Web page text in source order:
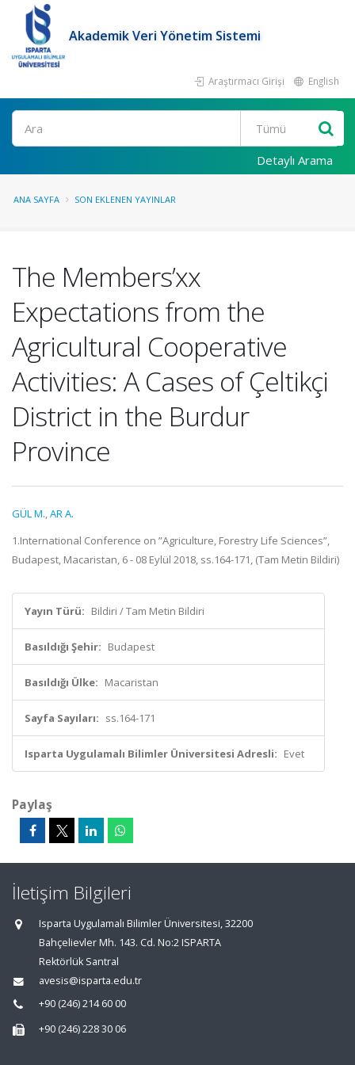
Akademik Veri Yönetim Sistemi
Araştırmacı Girişi English
Ara
Detaylı Arama
ANA SAYFA SON EKLENEN YAYINLAR
The Members’xx
Expectations from the
Agricultural Cooperative
Activities: A Cases of Çeltikçi
District in the Burdur
Province
GÜL M.,AR A.
1.International Conference on ”Agriculture, Forestry Life Sciences”,
Budapest, Macaristan, 6 - 08 Eylül 2018, ss.164-171, (Tam Metin Bildiri)
Yayın Türü: Bildiri / Tam Metin Bildiri
Basıldığı Şehir: Budapest
Basıldığı Ülke: Macaristan
Sayfa Sayıları: ss.164-171
Isparta Uygulamalı Bilimler Üniversitesi Adresli: Evet
Paylaş
İletişim Bilgileri
Isparta Uygulamalı Bilimler Üniversitesi, 32200
Bahçelievler Mh. 143. Cd. No:2 ISPARTA
Rektörlük Santral
avesis@isparta.edu.tr
+90 (246) 214 60 00
+90 (246) 228 30 06